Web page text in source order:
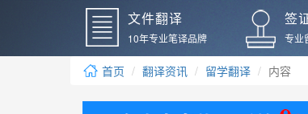
毕业证翻译
户口本翻译
学位证翻译
身份证翻译
文件翻译
10年专业笔译品牌
签
专业
首页 翻译资讯 留学翻译 内容